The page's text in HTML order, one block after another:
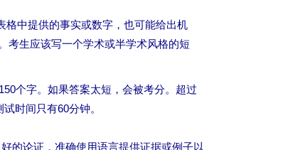
格中提供的事实或数字，也可能给出机
考生应该写一个学术或半学术风格的短
个字。如果答案太短，会被考分。超过
时间只有60分钟。
的论证，准确使用语言提供证据或例子以